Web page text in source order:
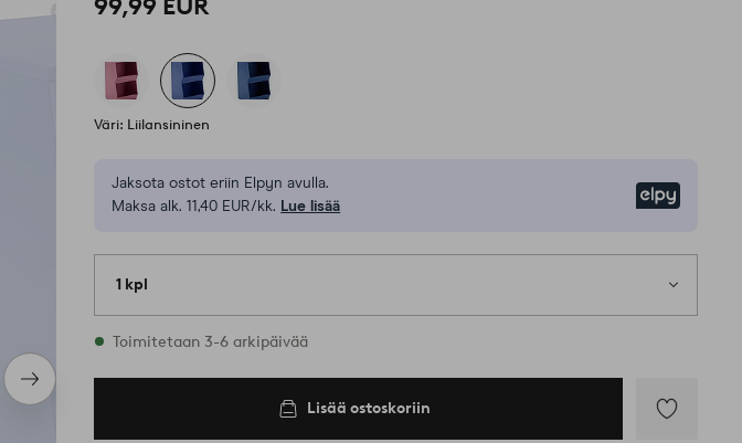
Seuraava
tuote
99,99 EUR
Väri: Liilansininen
Jaksota ostot eriin Elpyn avulla.
Maksa alk. 11,40 EUR/kk. Lue lisää
1 kpl
Varastossa
Toimitetaan 3-6 arkipäivää
Lisää ostoskoriin